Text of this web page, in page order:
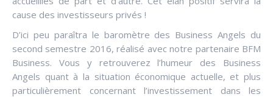
cause des investisseurs privés !
D’ici peu paraîtra le baromètre des Business Angels du
second semestre 2016, réalisé avec notre partenaire BFM
Business. Vous y retrouverez l’humeur des Business
Angels quant à la situation économique actuelle, et plus
particulièrement concernant l’investissement dans les